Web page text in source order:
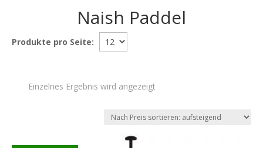
Naish Paddel
Produkte pro Seite:
Einzelnes Ergebnis wird angezeigt